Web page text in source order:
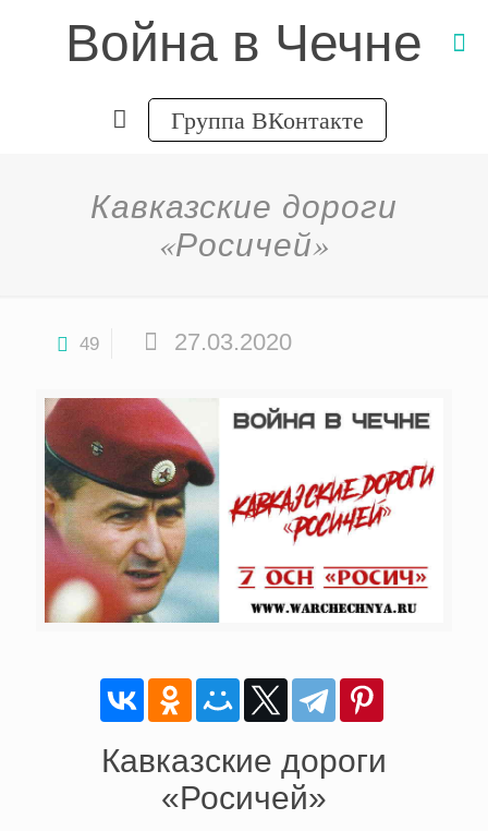
Война в Чечне
Группа ВКонтакте
Кавказские дороги
«Росичей»
49 27.03.2020
Кавказские дороги
«Росичей»